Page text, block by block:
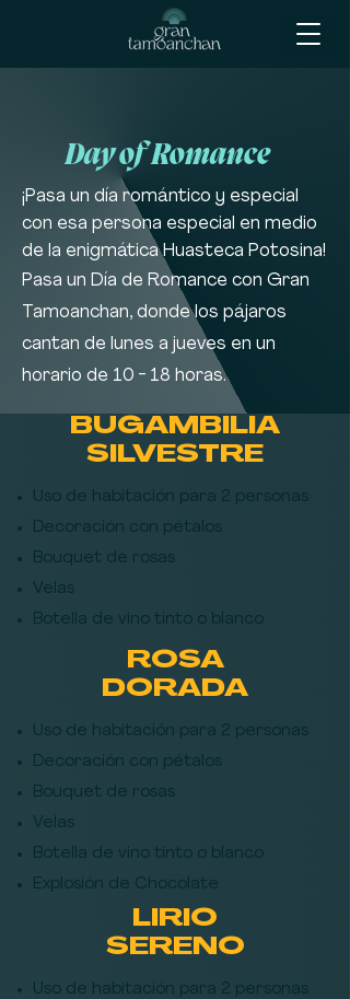
Day of Romance
¡Pasa un día romántico y especial
con esa persona especial en medio
de la enigmática Huasteca Potosina!
Pasa un Día de Romance con Gran
Tamoanchan, donde los pájaros
cantan de lunes a jueves en un
horario de 10 - 18 horas.
BUGAMBILIA
SILVESTRE
Uso de habitación para 2 personas
Decoración con pétalos
Bouquet de rosas
Velas
Botella de vino tinto o blanco
ROSA
DORADA
Uso de habitación para 2 personas
Decoración con pétalos
Bouquet de rosas
Velas
Botella de vino tinto o blanco
Explosión de Chocolate
LIRIO
SERENO
Uso de habitación para 2 personas